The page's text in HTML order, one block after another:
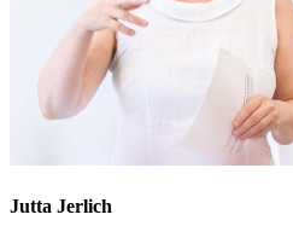
Jutta Jerlich